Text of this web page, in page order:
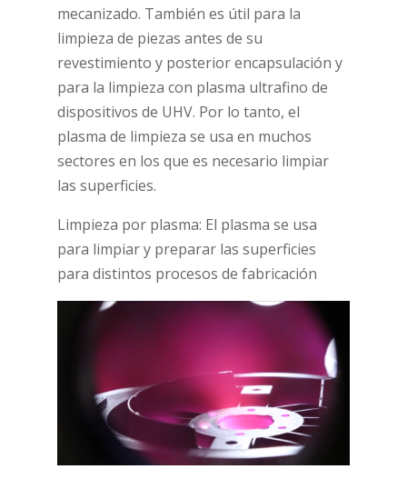
mecanizado. También es útil para la
limpieza de piezas antes de su
revestimiento y posterior encapsulación y
para la limpieza con plasma ultrafino de
dispositivos de UHV. Por lo tanto, el
plasma de limpieza se usa en muchos
sectores en los que es necesario limpiar
las superficies.
Limpieza por plasma: El plasma se usa
para limpiar y preparar las superficies
para distintos procesos de fabricación